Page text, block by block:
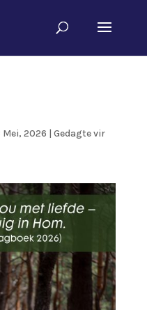
2026 | Gedagte vir